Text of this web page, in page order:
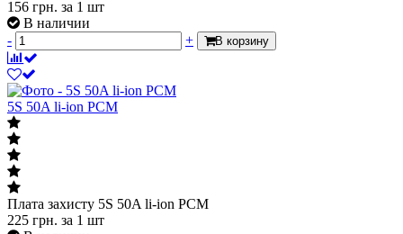
5S 50A li-ion PCM
Плата захисту 5S 50A li-ion PCM
225
-
+